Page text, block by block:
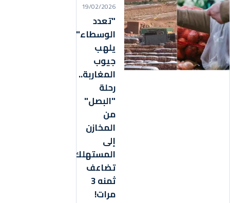
19/02/2026
"تعدد
الوسطاء"
يلهب
جيوب
المغاربة..
رحلة
"البصل"
من
المخازن
إلى
المستهلك
تضاعف
ثمنه 3
مرات!